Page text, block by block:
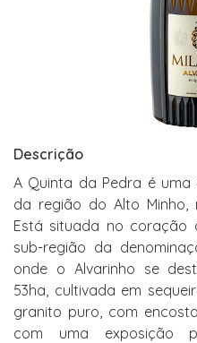
Descrição
A Quinta da Pedra é
da região do Alto Minho,
Está situada no coração
sub-região da
onde o Alvarinho se
53ha, cultivada em
granito puro, com
com uma exposição